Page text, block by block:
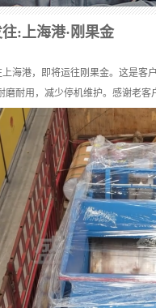
:上海港·刚果金
海港，即将运往刚果金。这是客
耐用，减少停机维护。感谢老客